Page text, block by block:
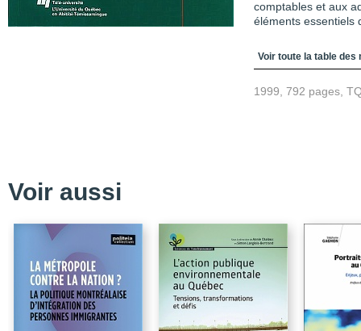
comptables et aux
éléments essentiels
Table des
Voir toute la table des
1999, 792 pages,
Voir aussi